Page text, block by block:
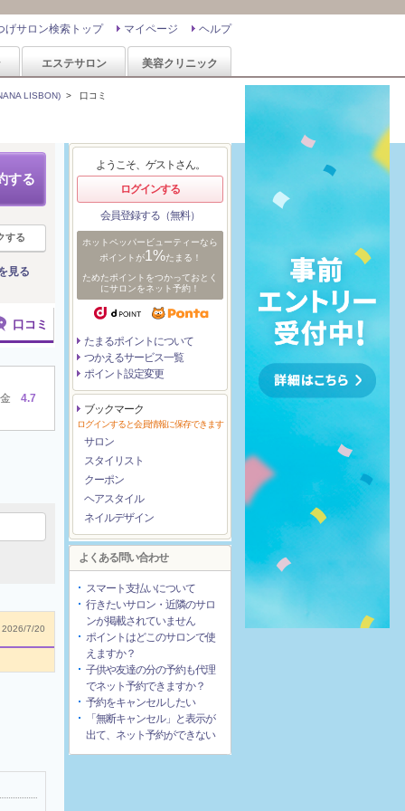
ヘルプ
マイページ
げサロン検索トップ
エステサロン 美容クリニック
LISBON) > 口コミ
する
する
見る
口コミ
4.7
2026/7/20
ようこそ、ゲストさん。
ログインする
会員登録する（無料）
ホットペッパービューティーなら
ポイントが1%たまる！
ためたポイントをつかっておとく
にサロンをネット予約！
たまるポイントについて
つかえるサービス一覧
ポイント設定変更
ブックマーク
ログインすると会員情報に保存できます
サロン
スタイリスト
クーポン
ヘアスタイル
ネイルデザイン
よくある問い合わせ
スマート支払いについて
行きたいサロン・近隣のサロ
ンが掲載されていません
ポイントはどこのサロンで使
えますか？
子供や友達の分の予約も代理
でネット予約できますか？
予約をキャンセルしたい
「無断キャンセル」と表示が
出て、ネット予約ができない